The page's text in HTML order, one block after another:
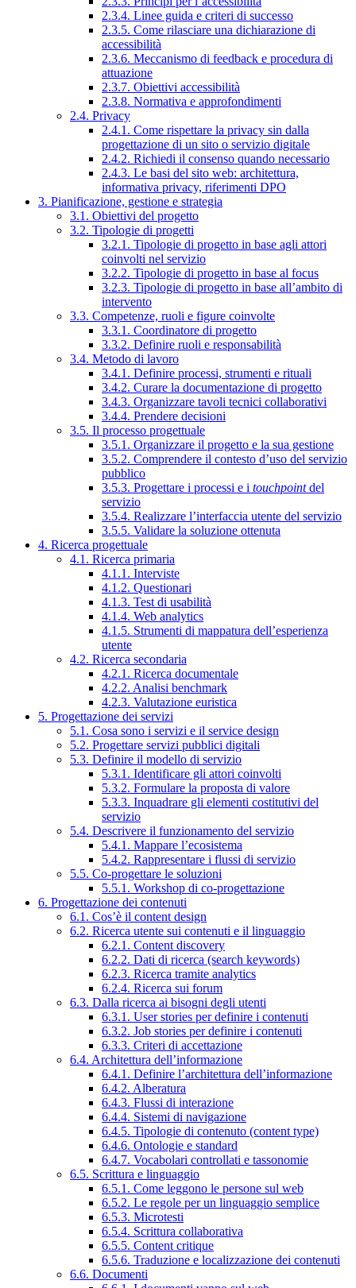
2.3.4. Linee guida e criteri di successo
2.3.5. Come rilasciare una dichiarazione di
accessibilità
2.3.6. Meccanismo di feedback e procedura di
attuazione
2.3.7. Obiettivi accessibilità
2.3.8. Normativa e approfondimenti
2.4. Privacy
2.4.1. Come rispettare la privacy sin dalla
progettazione di un sito o servizio digitale
2.4.2. Richiedi il consenso quando necessario
2.4.3. Le basi del sito web: architettura,
informativa privacy, riferimenti DPO
3. Pianificazione, gestione e strategia
3.1. Obiettivi del progetto
3.2. Tipologie di progetti
3.2.1. Tipologie di progetto in base agli attori
coinvolti nel servizio
3.2.2. Tipologie di progetto in base al focus
3.2.3. Tipologie di progetto in base all’ambito di
intervento
3.3. Competenze, ruoli e figure coinvolte
3.3.1. Coordinatore di progetto
3.3.2. Definire ruoli e responsabilità
3.4. Metodo di lavoro
3.4.1. Definire processi, strumenti e rituali
3.4.2. Curare la documentazione di progetto
3.4.3. Organizzare tavoli tecnici collaborativi
3.4.4. Prendere decisioni
3.5. Il processo progettuale
3.5.1. Organizzare il progetto e la sua gestione
3.5.2. Comprendere il contesto d’uso del servizio
pubblico
3.5.3. Progettare i processi e i touchpointdel
servizio
3.5.4. Realizzare l’interfaccia utente del servizio
3.5.5. Validare la soluzione ottenuta
4. Ricerca progettuale
4.1. Ricerca primaria
4.1.1. Interviste
4.1.2. Questionari
4.1.3. Test di usabilità
4.1.4. Web analytics
4.1.5. Strumenti di mappatura dell’esperienza
utente
4.2. Ricerca secondaria
4.2.1. Ricerca documentale
4.2.2. Analisi benchmark
4.2.3. Valutazione euristica
5. Progettazione dei servizi
5.1. Cosa sono i servizi e il service design
5.2. Progettare servizi pubblici digitali
5.3. Definire il modello di servizio
5.3.1. Identificare gli attori coinvolti
5.3.2. Formulare la proposta di valore
5.3.3. Inquadrare gli elementi costitutivi del
servizio
5.4. Descrivere il funzionamento del servizio
5.4.1. Mappare l’ecosistema
5.4.2. Rappresentare i flussi di servizio
5.5. Co-progettare le soluzioni
5.5.1. Workshop di co-progettazione
6. Progettazione dei contenuti
6.1. Cos’è il content design
6.2. Ricerca utente sui contenuti e il linguaggio
6.2.1. Content discovery
6.2.2. Dati di ricerca (search keywords)
6.2.3. Ricerca tramite analytics
6.2.4. Ricerca sui forum
6.3. Dalla ricerca ai bisogni degli utenti
6.3.1. User stories per definire i contenuti
6.3.2. Job stories per definire i contenuti
6.3.3. Criteri di accettazione
6.4. Architettura dell’informazione
6.4.1. Definire l’architettura dell’informazione
6.4.2. Alberatura
6.4.3. Flussi di interazione
6.4.4. Sistemi di navigazione
6.4.5. Tipologie di contenuto (content type)
6.4.6. Ontologie e standard
6.4.7. Vocabolari controllati e tassonomie
6.5. Scrittura e linguaggio
6.5.1. Come leggono le persone sul web
6.5.2. Le regole per un linguaggio semplice
6.5.3. Microtesti
6.5.4. Scrittura collaborativa
6.5.5. Content critique
6.5.6. Traduzione e localizzazione dei contenuti
6.6. Documenti